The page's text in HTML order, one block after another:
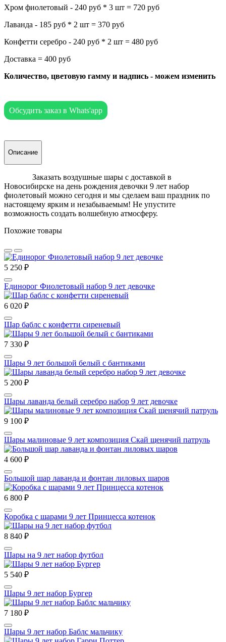
Хром фиолетовый - 240 руб * 3 шт = 720 руб
Лаванда - 185 руб * 2 шт = 370 руб
Конфетти серебро - 240 руб * 2 шт = 480 руб
Доставка = 400 руб
Количество, цветовую гамму и надпись - можем изменить
Обсудить заказ в Whats'app
Описание
Заказать воздушные шары с доставкой в
Новосибирске на день рождения девочки 9 лет набор
фиолетовый можно сегодня и мы сделаем ваш праздник по
настоящему ярким и незабываемым! Не упустите
возможность создать волшебную атмосферу.
Похожие товары
5 250 ₽
Единорог Фиолетовый набор 9 лет девочке
6 020 ₽
Шар баблс с конфетти сиреневый
7 330 ₽
Шары 9 лет большой белый с бантиками
5 200 ₽
Шары лаванда белый серебро набор 9 лет девочке
9 100 ₽
Шары малиновые 9 лет композиция Скай щенячий патруль
4 600 ₽
Большой шар лаванда и фонтан лиловых шаров
6 800 ₽
Коробка с шарами 9 лет Принцесса котенок
8 840 ₽
Шары на 9 лет набор футбол
5 540 ₽
Шары 9 лет набор Бургер
7 180 ₽
Шары 9 лет набор Баблс мальчику